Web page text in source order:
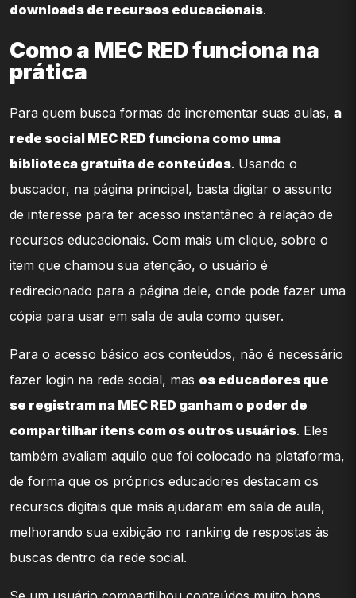
downloads de recursos educacionais.
Como a MEC RED funciona na
prática
Para quem busca formas de incrementar suas aulas, a
rede social MEC RED funciona como uma
biblioteca gratuita de conteúdos. Usando o
buscador, na página principal, basta digitar o assunto
de interesse para ter acesso instantâneo à relação de
recursos educacionais. Com mais um clique, sobre o
item que chamou sua atenção, o usuário é
redirecionado para a página dele, onde pode fazer uma
cópia para usar em sala de aula como quiser.
Para o acesso básico aos conteúdos, não é necessário
fazer login na rede social, mas os educadores que
se registram na MEC RED ganham o poder de
compartilhar itens com os outros usuários. Eles
também avaliam aquilo que foi colocado na plataforma,
de forma que os próprios educadores destacam os
recursos digitais que mais ajudaram em sala de aula,
melhorando sua exibição no ranking de respostas às
buscas dentro da rede social.